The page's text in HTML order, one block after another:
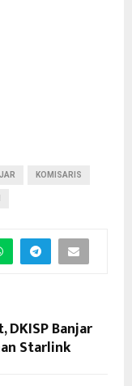
KOMISARIS
Banjar
Starlink